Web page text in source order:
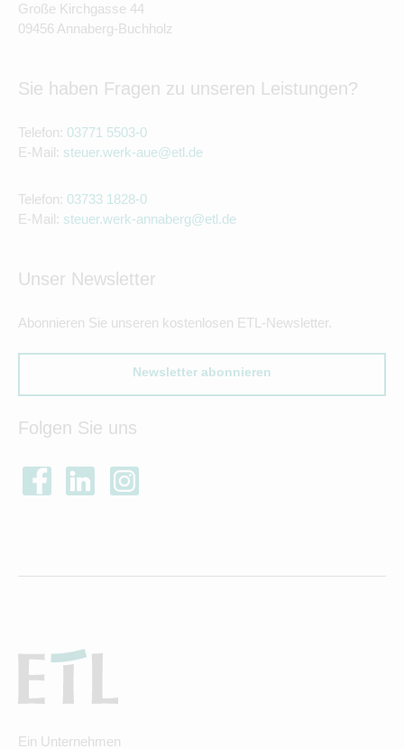
Große Kirchgasse 44
09456 Annaberg-Buchholz
Sie haben Fragen zu unseren Leistungen?
Telefon: 03771 5503-0
E-Mail: steuer.werk-aue@etl.de
Telefon: 03733 1828-0
E-Mail: steuer.werk-annaberg@etl.de
Unser Newsletter
Abonnieren Sie unseren kostenlosen ETL-Newsletter.
Newsletter abonnieren
Folgen Sie uns
Ein Unternehmen